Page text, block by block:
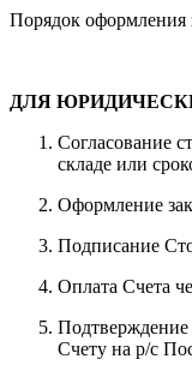
Порядок оформления
ДЛЯ
Согласование
складе или
Оформление
Подписание
Оплата Счета
Подтверждение
Счету на р/с